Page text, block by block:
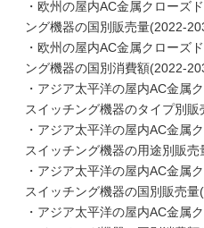
・欧州の屋内AC金属クローズ
ング機器の国別販売量(2022-
・欧州の屋内AC金属クローズ
ング機器の国別消費額(2022-
・アジア太平洋の屋内AC金属
スイッチング機器のタイプ別
・アジア太平洋の屋内AC金属
スイッチング機器の用途別販
・アジア太平洋の屋内AC金属
スイッチング機器の国別販売
・アジア太平洋の屋内AC金属